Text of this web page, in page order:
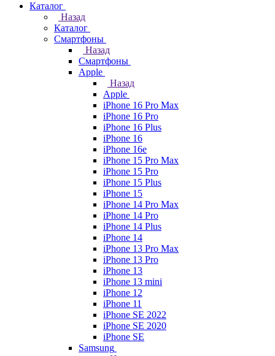
Каталог
Назад
Каталог
Смартфоны
Назад
Смартфоны
Apple
Назад
Apple
iPhone 16 Pro Max
iPhone 16 Pro
iPhone 16 Plus
iPhone 16
iPhone 16e
iPhone 15 Pro Max
iPhone 15 Pro
iPhone 15 Plus
iPhone 15
iPhone 14 Pro Max
iPhone 14 Pro
iPhone 14 Plus
iPhone 14
iPhone 13 Pro Max
iPhone 13 Pro
iPhone 13
iPhone 13 mini
iPhone 12
iPhone 11
iPhone SE 2022
iPhone SE 2020
iPhone SE
Samsung